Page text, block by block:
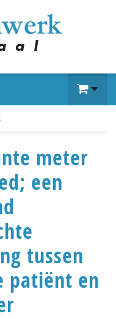
meter
een
tussen
patiënt en